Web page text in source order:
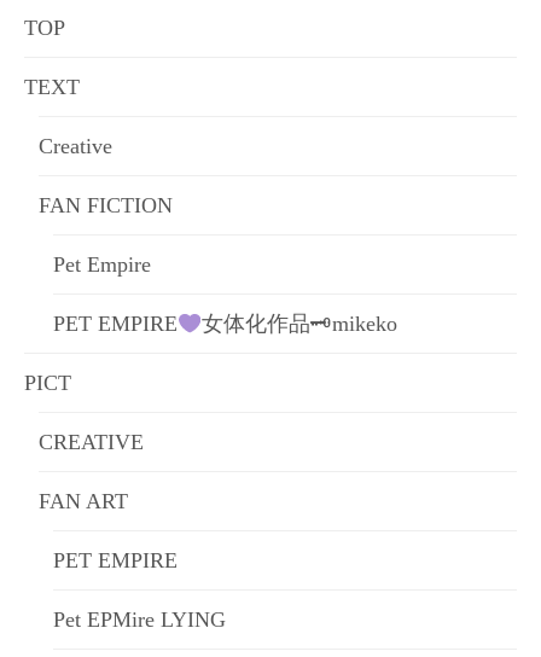
TOP
TEXT
Creative
FAN FICTION
Pet Empire
PET EMPIRE 女体化作品🗝mikeko
PICT
CREATIVE
FAN ART
PET EMPIRE
Pet EPMire LYING